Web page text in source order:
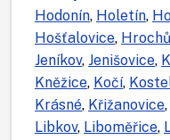
Hodonín, Holetín,
Hošťalovice,
Jeníkov, Jenišovice,
Kněžice, Kočí,
Krásné, Křižanovice,
Libkov, Liboměřice,